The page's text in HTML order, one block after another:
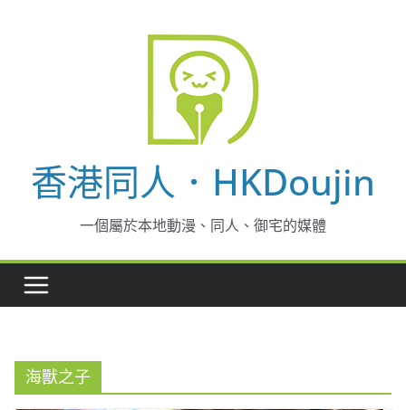
香港同人．HKDoujin
一個屬於本地動漫、同人、御宅的媒體
海獸之子